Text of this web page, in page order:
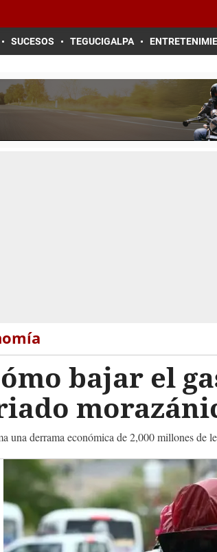
SUCESOS TEGUCIGALPA
bajar el
una derrama económica de 2,000 millones de